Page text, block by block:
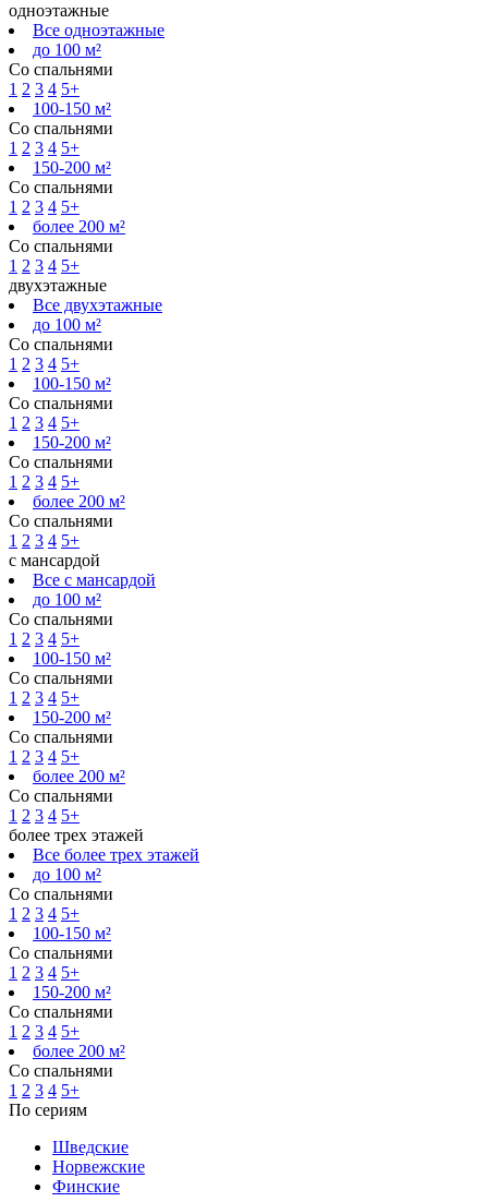
одноэтажные
Все одноэтажные
до 100 м²
Со спальнями
1 2 3 4 5+
100-150 м²
Со спальнями
1 2 3 4 5+
150-200 м²
Со спальнями
1 2 3 4 5+
более 200 м²
Со спальнями
1 2 3 4 5+
двухэтажные
Все двухэтажные
до 100 м²
Со спальнями
1 2 3 4 5+
100-150 м²
Со спальнями
1 2 3 4 5+
150-200 м²
Со спальнями
1 2 3 4 5+
более 200 м²
Со спальнями
1 2 3 4 5+
с мансардой
Все с мансардой
до 100 м²
Со спальнями
1 2 3 4 5+
100-150 м²
Со спальнями
1 2 3 4 5+
150-200 м²
Со спальнями
1 2 3 4 5+
более 200 м²
Со спальнями
1 2 3 4 5+
более трех этажей
Все более трех этажей
до 100 м²
Со спальнями
1 2 3 4 5+
100-150 м²
Со спальнями
1 2 3 4 5+
150-200 м²
Со спальнями
1 2 3 4 5+
более 200 м²
Со спальнями
1 2 3 4 5+
По сериям
Шведские
Норвежские
Финские